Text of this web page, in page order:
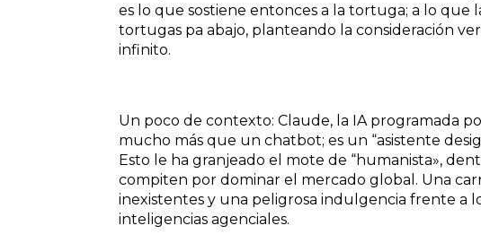
es lo que sostiene entonces a la tortuga; a lo que
tortugas pa abajo, planteando la consideración
infinito.
Un poco de contexto: Claude, la IA programada
mucho más que un chatbot; es un “asistente
Esto le ha granjeado el mote de “humanista»,
compiten por dominar el mercado global. Una
inexistentes y una peligrosa indulgencia frente a
inteligencias agenciales.